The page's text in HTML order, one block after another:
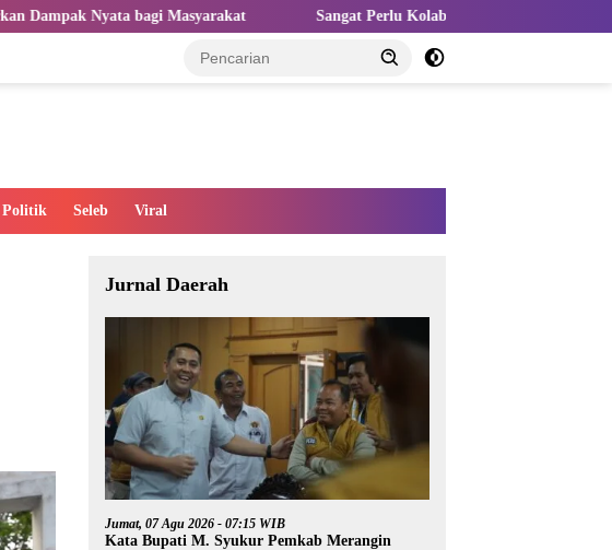
Masyarakat Sangat Perlu Kolaborasi Kampus dan Industri untuk Atasi
Politik Seleb Viral
Jurnal Daerah
Jumat, 07 Agu 2026 - 07:15 WIB
Kata Bupati M. Syukur Pemkab Merangin